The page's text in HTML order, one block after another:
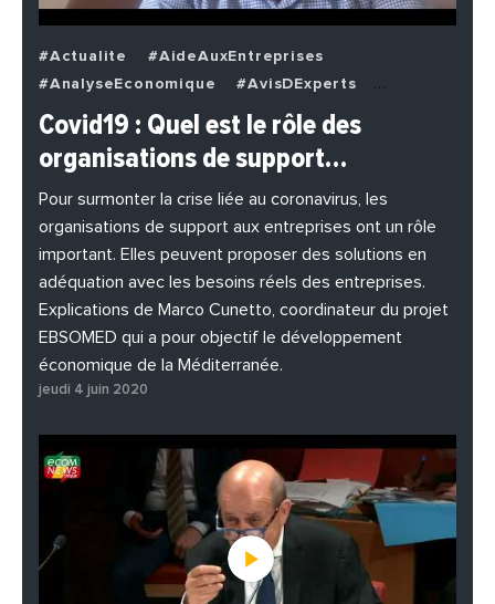
#Actualite
#AideAuxEntreprises
#AnalyseEconomique
#AvisDExperts
#BuzzNews
#Decideurs
#EchangesMediterraneens
#EnDirectDe
#Entreprises
#Institutions
#PhotosEtVideos
Covid19 : Quel est le rôle des
organisations de support…
Pour surmonter la crise liée au coronavirus, les
organisations de support aux entreprises ont un rôle
important. Elles peuvent proposer des solutions en
adéquation avec les besoins réels des entreprises.
Explications de Marco Cunetto, coordinateur du projet
EBSOMED qui a pour objectif le développement
économique de la Méditerranée.
jeudi 4 juin 2020